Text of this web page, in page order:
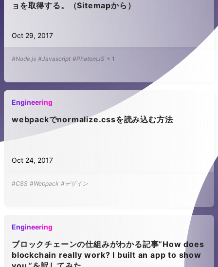
ョを取得する。（Sitemapから）
Oct 29, 2017
#Node.js #Javascript #PhatomJS + 1
Engineering
webpackでnormalize.cssを読み込む方法
Oct 24, 2017
#CSS #Webpack #デザイン
Engineering
ブロックチェーンの仕組みがわかる記事”How does
blockchain really work? I built an app to show